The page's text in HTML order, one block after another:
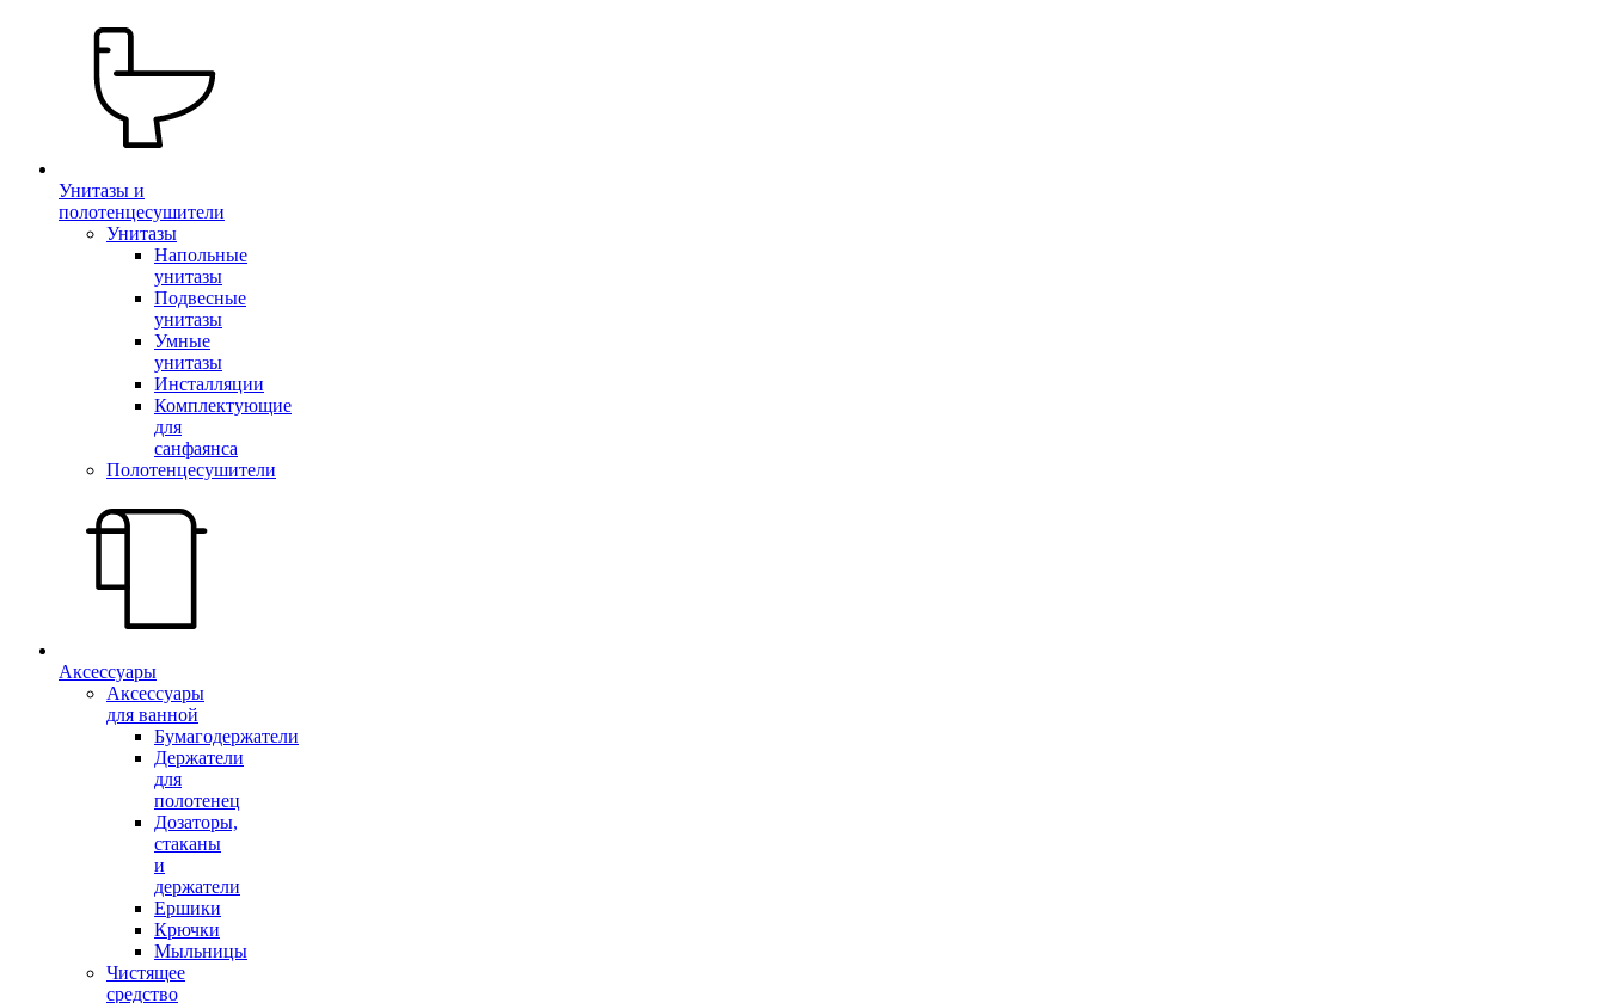
Унитазы и
полотенцесушители
Унитазы
Напольные
унитазы
Подвесные
унитазы
Умные
унитазы
Инсталляции
Комплектующие
для
санфаянса
Полотенцесушители
Аксессуары
Аксессуары
для ванной
Бумагодержатели
Держатели
для
полотенец
Дозаторы,
стаканы
и
держатели
Ершики
Крючки
Мыльницы
Чистящее
средство